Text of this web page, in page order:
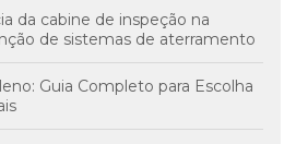
da cabine de inspeção na
de sistemas de aterramento
Guia Completo para Escolha